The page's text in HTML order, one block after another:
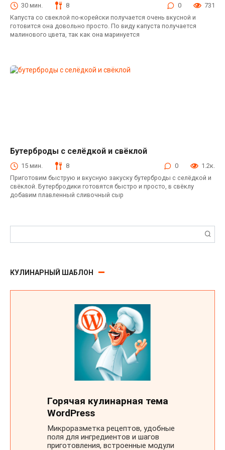
30 мин. 8 0
731
Капуста со свеклой по-корейски получается очень вкусной и
готовится она довольно просто. По виду капуста получается
малинового цвета, так как она маринуется
Закуски
Бутерброды с селёдкой и свёклой
15 мин. 8 0
1.2к.
Приготовим быструю и вкусную закуску бутерброды с селёдкой и
свёклой. Бутербродики готовятся быстро и просто, в свёклу
добавим плавленный сливочный сыр
КУЛИНАРНЫЙ ШАБЛОН